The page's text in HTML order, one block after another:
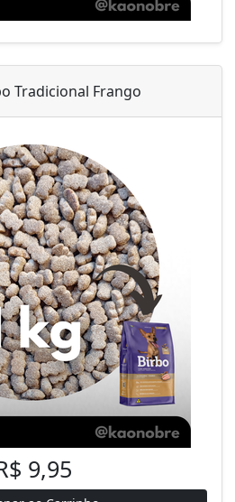
Tradicional Frango
9,95